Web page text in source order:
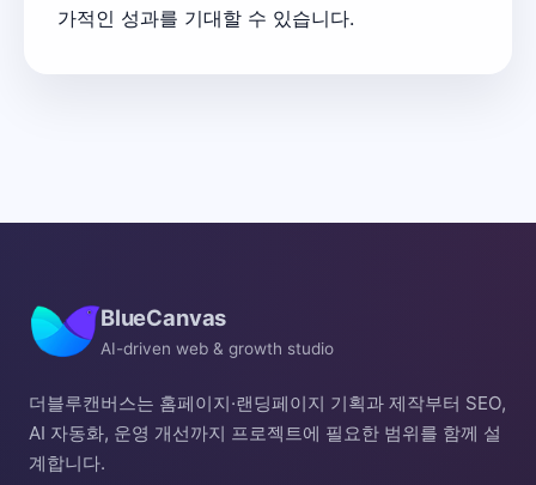
가적인 성과를 기대할 수 있습니다.
BlueCanvas
AI-driven web & growth studio
더블루캔버스는 홈페이지·랜딩페이지 기획과 제작부터 SEO,
AI 자동화, 운영 개선까지 프로젝트에 필요한 범위를 함께 설
계합니다.